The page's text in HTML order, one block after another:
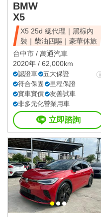
BMW
X5
X5 25d 總代理｜黑棕內
裝｜柴油四驅｜豪華休旅
台中市 / 萬通汽車
2020年 / 62,000km
認證車
五大保證
符合保固
里程保證
實車實價
友善試車
非多元化營業用車
立即諮詢